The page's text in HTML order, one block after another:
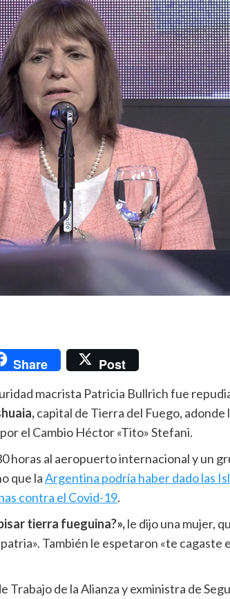
Share Post
macrista Patricia Bullrich fue
capital de Tierra del Fuego, adonde
el Cambio Héctor «Tito» Stefani.
horas al aeropuerto internacional y un
que laArgentina podría haber dado las
contra el Covid-19.
tierra fueguina?»,le dijo una mujer,
También le espetaron «te cagaste
Trabajo de la Alianza y exministra de